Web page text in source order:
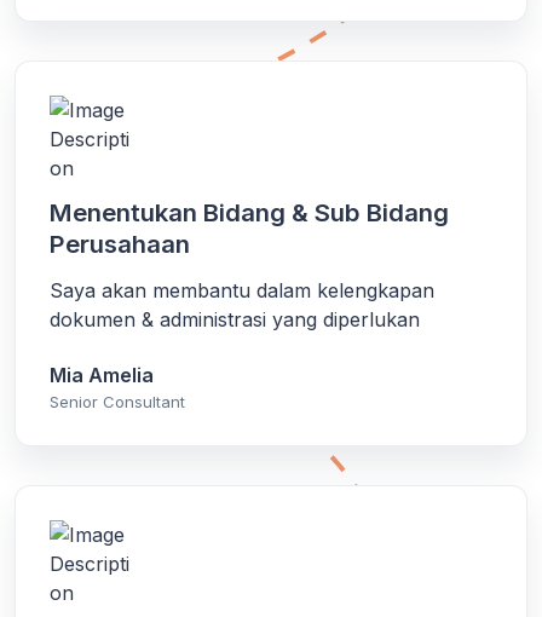
Menentukan Bidang & Sub Bidang
Perusahaan
Saya akan membantu dalam kelengkapan
dokumen & administrasi yang diperlukan
Mia Amelia
Senior Consultant